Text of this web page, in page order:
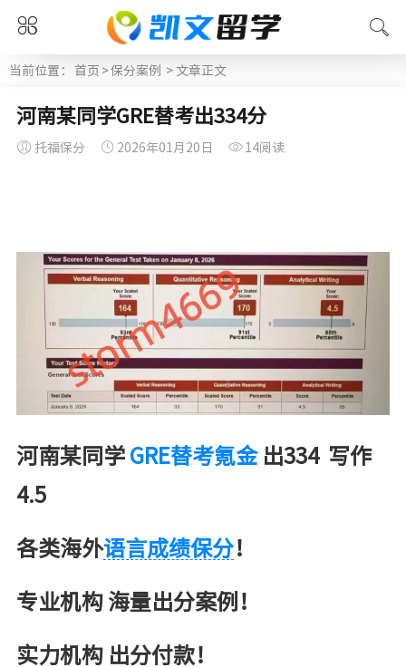
当前位置： 首页 >保分案例 > 文章正文
河南某同学GRE替考出334分
托福保分 2026年01月20日 14阅读
河南某同学 GRE替考氪金出334 写作
4.5
各类海外语言成绩保分！
专业机构 海量出分案例！
实力机构 出分付款！